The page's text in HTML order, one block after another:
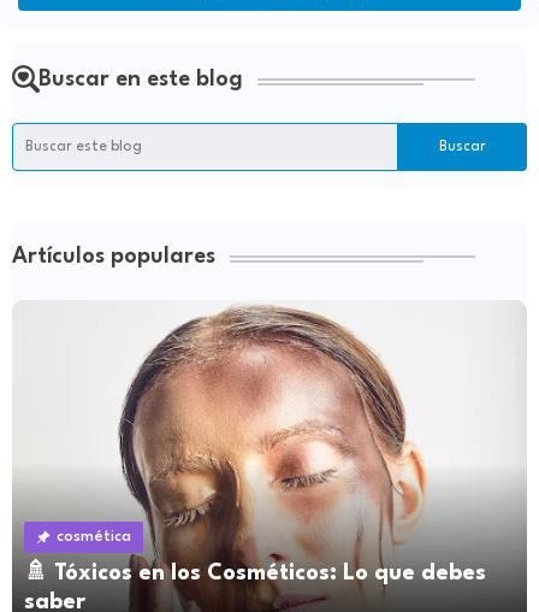
Buscar en este blog
Artículos populares
cosmética
🚿 Tóxicos en los Cosméticos: Lo que debes
saber